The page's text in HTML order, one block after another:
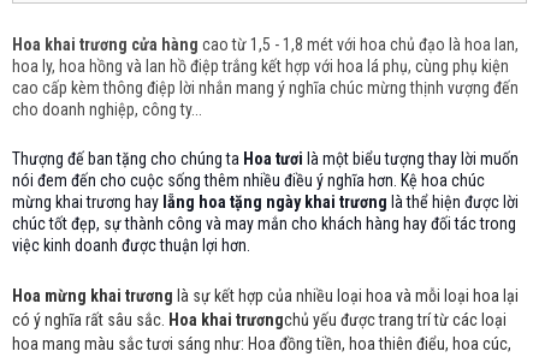
Hoa khai trương cửa hàng cao từ 1,5 - 1,8 mét với hoa chủ đạo là hoa lan,
hoa ly, hoa hồng và lan hồ điệp trắng kết hợp với hoa lá phụ, cùng phụ kiện
cao cấp kèm thông điệp lời nhắn mang ý nghĩa chúc mừng thịnh vượng đến
cho doanh nghiệp, công ty...
Thượng đế ban tặng cho chúng ta Hoa tươi là một biểu tượng thay lời muốn
nói đem đến cho cuộc sống thêm nhiều điều ý nghĩa hơn. Kệ hoa chúc
mừng khai trương hay lẵng hoa tặng ngày khai trương là thể hiện được lời
chúc tốt đẹp, sự thành công và may mắn cho khách hàng hay đối tác trong
việc kinh doanh được thuận lợi hơn.
Hoa mừng khai trương là sự kết hợp của nhiều loại hoa và mỗi loại hoa lại
có ý nghĩa rất sâu sắc. Hoa khai trươngchủ yếu được trang trí từ các loại
hoa mang màu sắc tươi sáng như: Hoa đồng tiền, hoa thiên điểu, hoa cúc,